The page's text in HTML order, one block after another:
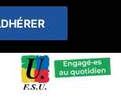
Passer
au
contenu